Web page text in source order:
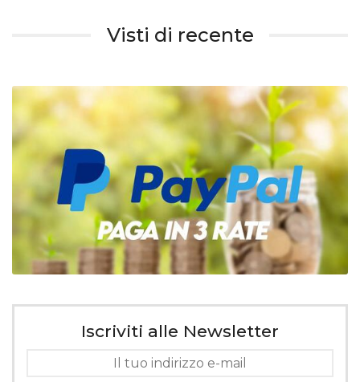
Visti di recente
Iscriviti alle Newsletter